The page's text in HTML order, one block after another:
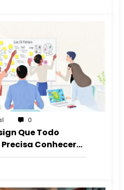
0
Que Todo
Conhecer